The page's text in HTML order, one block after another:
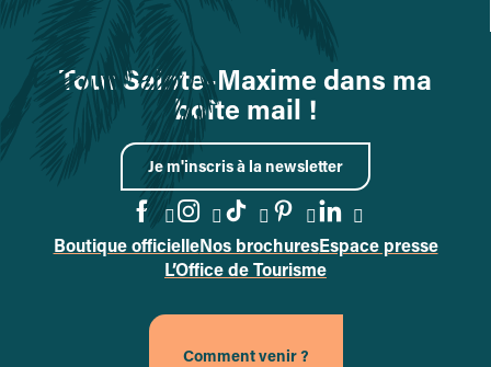
Tout Sainte-Maxime dans ma
boîte mail !
Je m'inscris à la newsletter
Accéder à la page Facebook
Accéder à la page
Accéder à la page
Accéder à la
Accéder à la
Boutique officielleNos brochuresEspace presse
L’Office de Tourisme
Comment venir ?